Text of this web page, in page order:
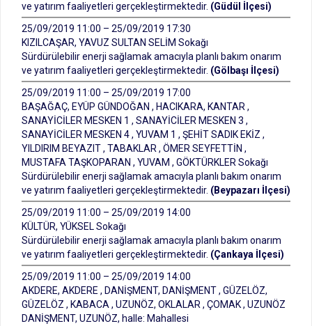
ve yatırım faaliyetleri gerçekleştirmektedir. (Güdül İlçesi)
25/09/2019 11:00 – 25/09/2019 17:30
KIZILCAŞAR, YAVUZ SULTAN SELİM Sokağı
Sürdürülebilir enerji sağlamak amacıyla planlı bakım onarım
ve yatırım faaliyetleri gerçekleştirmektedir. (Gölbaşı İlçesi)
25/09/2019 11:00 – 25/09/2019 17:00
BAŞAĞAÇ, EYÜP GÜNDOĞAN , HACIKARA, KANTAR ,
SANAYİCİLER MESKEN 1 , SANAYİCİLER MESKEN 3 ,
SANAYİCİLER MESKEN 4 , YUVAM 1 , ŞEHİT SADIK EKİZ ,
YILDIRIM BEYAZIT , TABAKLAR , ÖMER SEYFETTİN ,
MUSTAFA TAŞKOPARAN , YUVAM , GÖKTÜRKLER Sokağı
Sürdürülebilir enerji sağlamak amacıyla planlı bakım onarım
ve yatırım faaliyetleri gerçekleştirmektedir. (Beypazarı İlçesi)
25/09/2019 11:00 – 25/09/2019 14:00
KÜLTÜR, YÜKSEL Sokağı
Sürdürülebilir enerji sağlamak amacıyla planlı bakım onarım
ve yatırım faaliyetleri gerçekleştirmektedir. (Çankaya İlçesi)
25/09/2019 11:00 – 25/09/2019 14:00
AKDERE, AKDERE , DANİŞMENT, DANİŞMENT , GÜZELÖZ,
GÜZELÖZ , KABACA , UZUNÖZ, OKLALAR , ÇOMAK , UZUNÖZ
DANİŞMENT, UZUNÖZ, halle: Mahallesi